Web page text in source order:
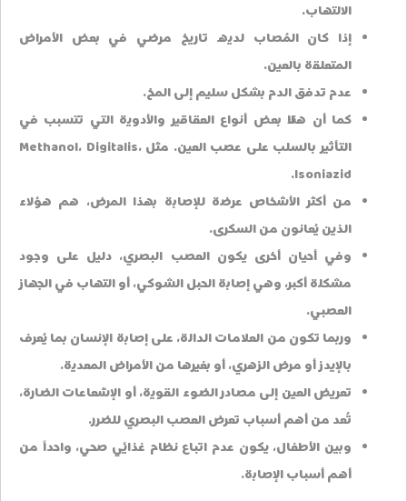
الالتهاب.
إذا كان المُصاب لديه تاريخ مرضي في بعض الأمراض
المتعلقة بالعين.
عدم تدفق الدم بشكل سليم إلى المخ.
كما أن هناك بعض أنواع العقاقير والأدوية التي تتسبب في
التأثير بالسلب على عصب العين. مثل Methanol، Digitalis،
Isoniazid.
من أكثر الأشخاص عرضة للإصابة بهذا المرض، هم هؤلاء
الذين يُعانون من السكرى.
وفي أحيان أخرى يكون العصب البصري، دليل على وجود
مشكلة أكبر، وهي إصابة الحبل الشوكي، أو التهاب في الجهاز
العصبي.
وربما تكون من العلامات الدالة، على إصابة الإنسان بما يُعرف
بالإيدز أو مرض الزهري، أو بغيرها من الأمراض المعدية.
تعريض العين إلى مصادر الضوء القوية، أو الإشعاعات الضارة،
تُعد من أهم أسباب تعرض العصب البصري للضرر.
وبين الأطفال، يكون عدم اتباع نظام غذائي صحي، واحداً من
أهم أسباب الإصابة.